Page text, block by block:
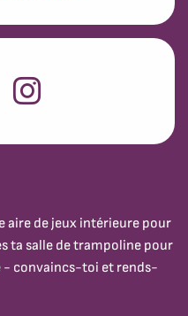
aire de jeux intérieure pour
ta salle de trampoline pour
- convaincs-toi et rends-